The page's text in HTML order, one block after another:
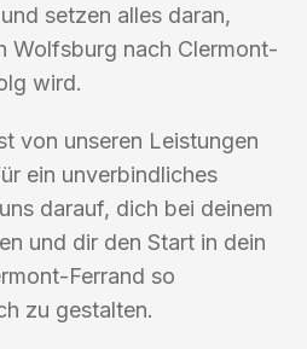
setzen alles daran,
Wolfsburg nach Clermont-
wird.
von unseren Leistungen
ein unverbindliches
darauf, dich bei deinem
und dir den Start in dein
Ferrand so
zu gestalten.